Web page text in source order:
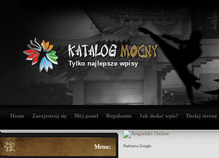
Tylko najlepsze wpisy
Home Zarejestruj się Mój panel Regulamin Jak dodać wpis? Dodaj stronę
Menu: Reklama Google